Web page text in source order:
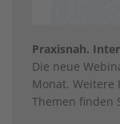
Praxisnah.
Die neue
Monat. Weitere
Themen finden